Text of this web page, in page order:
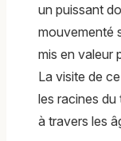
un puissant
mouvementé
mis en valeur
La visite de
les racines du
à travers les